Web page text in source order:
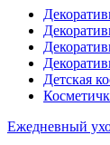
Детская
Ежедневный